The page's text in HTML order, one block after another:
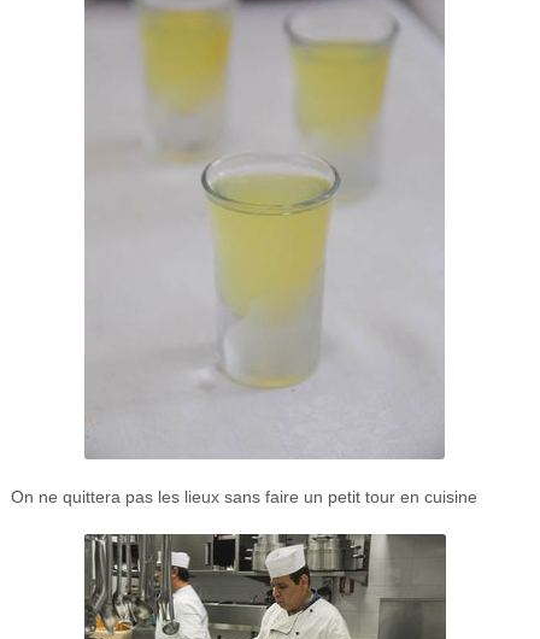
On ne quittera pas les lieux sans faire un petit tour en cuisine